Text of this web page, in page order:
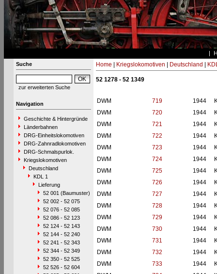
Suche
zur erweiterten Suche
Navigation
Geschichte & Hintergründe
Länderbahnen
DRG-Einheitslokomotiven
DRG-Zahnradlokomotiven
DRG-Schmalspurlok.
Kriegslokomotiven
Deutschland
KDL 1
Lieferung
52 001 (Baumuster)
52 002 - 52 075
52 076 - 52 085
52 086 - 52 123
52 124 - 52 143
52 144 - 52 240
52 241 - 52 343
52 344 - 52 349
52 350 - 52 525
52 526 - 52 604
Home Kriegslokomotiven Deutschland
52 1278 - 52 1349
DWM 719 1944
DWM
720 1944
DWM
721 1944
DWM
722 1944
DWM
723 1944
DWM
724 1944
DWM
725 1944
DWM
726 1944
DWM
727 1944
DWM
728 1944
DWM
729 1944
DWM
730 1944
DWM
731 1944
DWM
732 1944
DWM
733 1944